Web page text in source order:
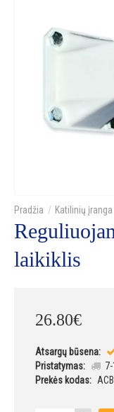
Katilinių įranga
laikiklis
26.80€
Atsargų būsena:
Pristatymas:
Prekės kodas: